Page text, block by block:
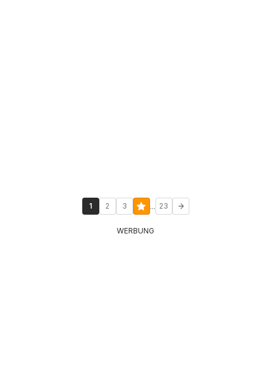
1 2 3 ... 23
WERBUNG